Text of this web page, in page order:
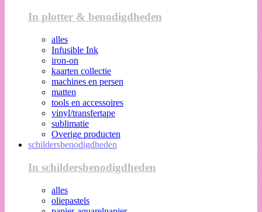
In plotter & benodigdheden
alles
Infusible Ink
iron-on
kaarten collectie
machines en persen
matten
tools en accessoires
vinyl/transfertape
sublimatie
Overige producten
schildersbenodigdheden
In schildersbenodigdheden
alles
oliepastels